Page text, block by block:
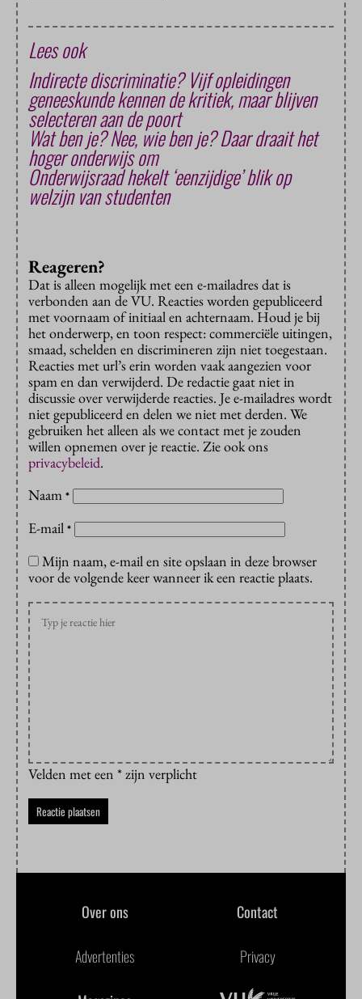
Lees ook
Indirecte discriminatie? Vijf opleidingen
geneeskunde kennen de kritiek, maar blijven
selecteren aan de poort
Wat ben je? Nee, wie ben je? Daar draait het
hoger onderwijs om
Onderwijsraad hekelt ‘eenzijdige’ blik op
welzijn van studenten
Reageren?
Dat is alleen mogelijk met een e-mailadres dat is
verbonden aan de VU. Reacties worden gepubliceerd
met voornaam of initiaal en achternaam. Houd je bij
het onderwerp, en toon respect: commerciële uitingen,
smaad, schelden en discrimineren zijn niet toegestaan.
Reacties met url’s erin worden vaak aangezien voor
spam en dan verwijderd. De redactie gaat niet in
discussie over verwijderde reacties. Je e-mailadres wordt
niet gepubliceerd en delen we niet met derden. We
gebruiken het alleen als we contact met je zouden
willen opnemen over je reactie. Zie ook ons
privacybeleid.
Naam *
E-mail *
Mijn naam, e-mail en site opslaan in deze browser
voor de volgende keer wanneer ik een reactie plaats.
Velden met een * zijn verplicht
Over ons Contact
Advertenties Privacy